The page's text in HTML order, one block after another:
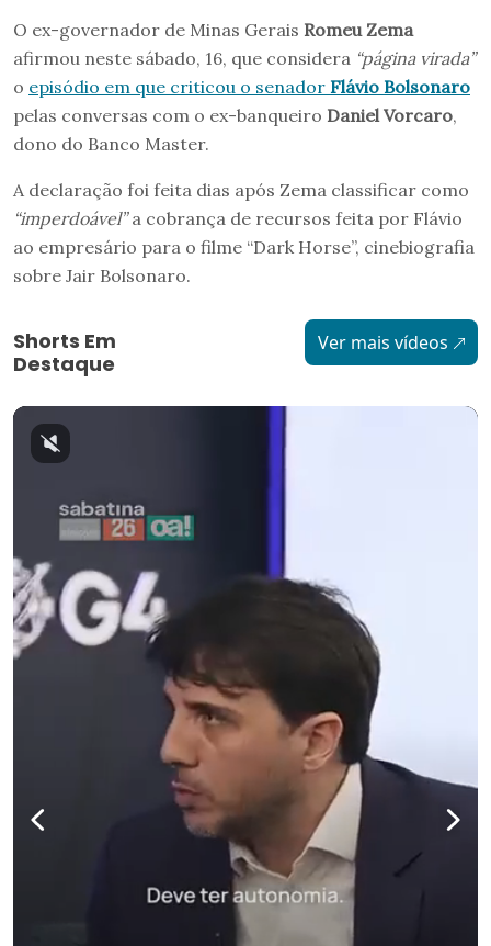
O ex-governador de Minas Gerais Romeu Zema
afirmou neste sábado, 16, que considera “página virada”
o episódio em que criticou o senador Flávio Bolsonaro
pelas conversas com o ex-banqueiro Daniel Vorcaro,
dono do Banco Master.
A declaração foi feita dias após Zema classificar como
“imperdoável”a cobrança de recursos feita por Flávio
ao empresário para o filme “Dark Horse”, cinebiografia
sobre Jair Bolsonaro.
Shorts Em
Destaque
Ver mais vídeos